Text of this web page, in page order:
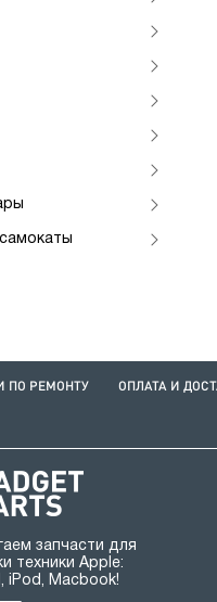
ПО РЕМОНТУ ОПЛАТА И
запчасти для
техники Apple:
iPod, Macbook!